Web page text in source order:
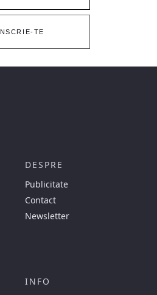
ÎNSCRIE-TE
DESPRE
Publicitate
Contact
Newsletter
INFO